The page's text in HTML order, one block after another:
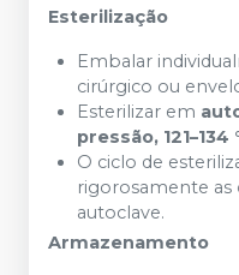
Esterilização
Embalar
cirúrgico ou
Esterilizar em
pressão, 121–134
O ciclo de
rigorosamente as
autoclave.
Armazenamento